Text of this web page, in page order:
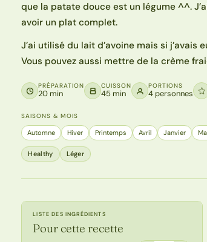
que la patate douce est un légume ^^.
avoir un plat complet.
J’ai utilisé du lait d’avoine mais si
Vous pouvez aussi mettre de la crème
PRÉPARATION
20 min
CUISSON
45 min
PORTIONS
4 personnes
SAISONS & MOIS
Automne Hiver Printemps Avril Janvier
Healthy Léger
LISTE DES INGRÉDIENTS
Pour cette recette